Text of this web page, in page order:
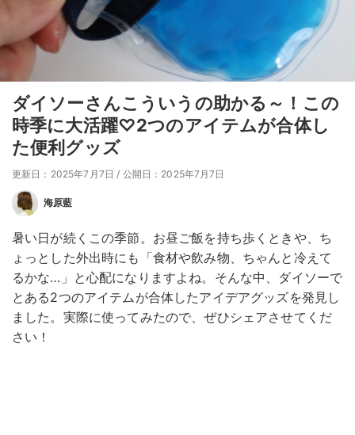
ダイソーさんこういうの助かる～！この
時季に大活躍♡2つのアイテムが合体し
た便利グッズ
更新日：2025年7月7日 / 公開日：2025年7月7日
海原藍
暑い日が続くこの季節。お昼ご飯を持ち歩くときや、ち
ょっとした外出時にも「食材や飲み物、ちゃんと冷えて
るかな…」と心配になりますよね。そんな中、ダイソーで
とある2つのアイテムが合体したアイデアグッズを発見し
ました。実際に使ってみたので、ぜひシェアさせてくだ
さい！